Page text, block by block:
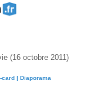
(16 octobre 2011)
card | Diaporama